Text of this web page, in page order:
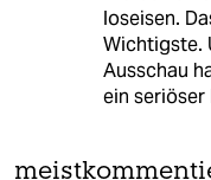
loseisen.
Wichtigste.
Ausschau
ein seriöser